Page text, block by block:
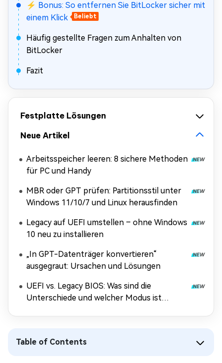
⚡ Bonus: So entfernen Sie BitLocker sicher mit
einem Klick
Beliebt
Häufig gestellte Fragen zum Anhalten von
BitLocker
Fazit
Festplatte Lösungen
Neue Artikel
Arbeitsspeicher leeren: 8 sichere Methoden
für PC und Handy
MBR oder GPT prüfen: Partitionsstil unter
Windows 11/10/7 und Linux herausfinden
Legacy auf UEFI umstellen – ohne Windows
10 neu zu installieren
„In GPT-Datenträger konvertieren“
ausgegraut: Ursachen und Lösungen
UEFI vs. Legacy BIOS: Was sind die
Unterschiede und welcher Modus ist
Table of Contents